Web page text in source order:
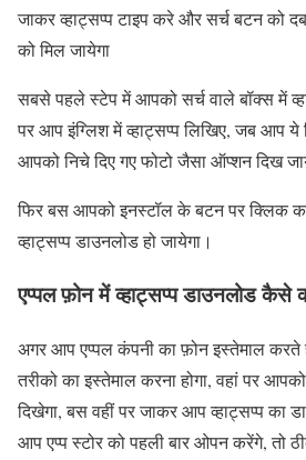
जाकर व्हाट्सप्प टाइप करे और सर्च बटन को
को मिल जायेगा
सबसे पहले स्टेप में आपको सर्च वाले बॉक्स में
पर आप इंग्लिश में व्हाट्सप्प लिखिए, जब आप
आपको निचे दिए गए फोटो जैसा ऑप्शन दिख
फिर बस आपको इनस्टॉल के बटन पर क्लिक
व्हाट्सप्प डाउनलोड हो जायेगा।
एप्पल फ़ोन में व्हाट्सप्प डाउनलोड कैसे
अगर आप एप्पल कंपनी का फ़ोन इस्तेमाल
तरीको का इस्तेमाल करना होगा, वहां पर
दिखेगा, बस वहीं पर जाकर आप व्हाट्सप्प
आप एप्प स्टोर को पहली बार ओपन करेंगे, तो